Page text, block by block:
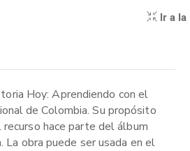
Ir a la
Hoy: Aprendiendo con el
de Colombia. Su propósito
hace parte del álbum
La obra puede ser usada en el